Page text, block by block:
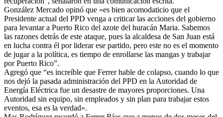
González Mercado opinó que «es bien acomodaticio que el
Presidente actual del PPD venga a criticar las acciones del gobierno
para levantar a Puerto Rico del azote del huracán Maria. Sabemos
las razones detrás de este ataque, pues la alcaldesa de San Juan está
en lucha contra él por liderar ese partido, pero este no es el momento
de jugar a la política, es tiempo de enrollarse las mangas y trabajar
por Puerto Rico”.
Agregó que “es increíble que Ferrer hable de colapso, cuando lo que
nos dejó la pasada administración del PPD en la Autoridad de
Energía Eléctrica fue un desastre de mayores proporciones. Una
Autoridad sin equipo, sin empleados y sin plan para trabajar estos
eventos, esa es la verdad».